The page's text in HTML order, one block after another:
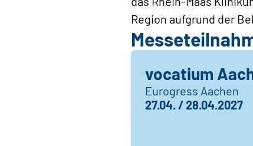
Region aufgrund der
vocatium
Eurogress Aachen
27.04. / 28.04.2027